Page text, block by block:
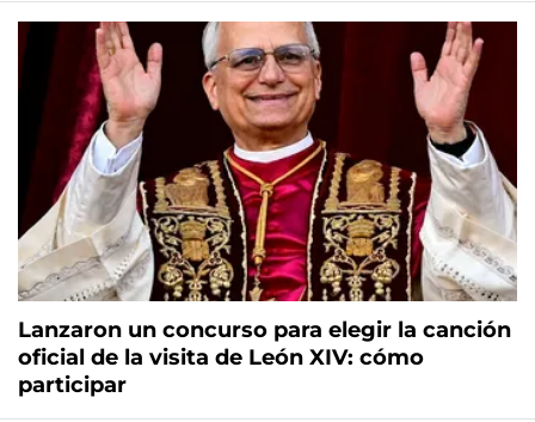
Lanzaron un concurso para elegir la canción
oficial de la visita de León XIV: cómo
participar